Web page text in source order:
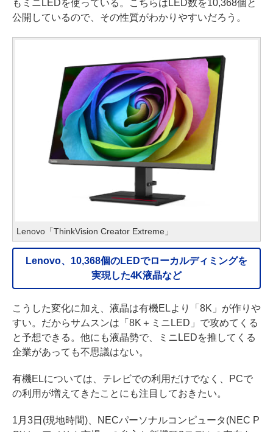
もミニLEDを使っている。こちらはLED数を10,368個と
公開しているので、その性質がわかりやすいだろう。
Lenovo「ThinkVision Creator Extreme」
Lenovo、10,368個のLEDでローカルディミングを
実現した4K液晶など
こうした変化に加え、液晶は有機ELより「8K」が作りや
すい。だからサムスンは「8K＋ミニLED」で攻めてくる
と予想できる。他にも液晶勢で、ミニLEDを推してくる
企業があっても不思議はない。
有機ELについては、テレビでの利用だけでなく、PCで
の利用が増えてきたことにも注目しておきたい。
1月3日(現地時間)、NECパーソナルコンピュータ(NEC P